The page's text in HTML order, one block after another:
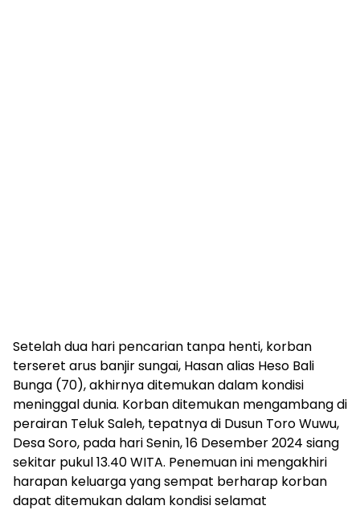
Setelah dua hari pencarian tanpa henti, korban
terseret arus banjir sungai, Hasan alias Heso Bali
Bunga (70), akhirnya ditemukan dalam kondisi
meninggal dunia. Korban ditemukan mengambang di
perairan Teluk Saleh, tepatnya di Dusun Toro Wuwu,
Desa Soro, pada hari Senin, 16 Desember 2024 siang
sekitar pukul 13.40 WITA. Penemuan ini mengakhiri
harapan keluarga yang sempat berharap korban
dapat ditemukan dalam kondisi selamat